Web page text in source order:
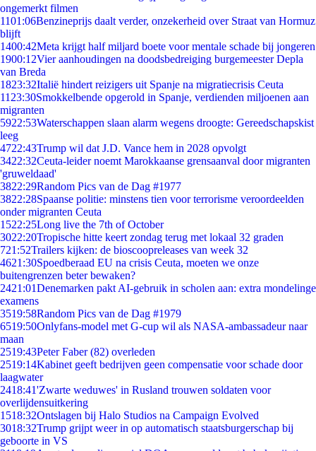
ongemerkt filmen
1101:06Benzineprijs daalt verder, onzekerheid over Straat van Hormuz
blijft
1400:42Meta krijgt half miljard boete voor mentale schade bij jongeren
1900:12Vier aanhoudingen na doodsbedreiging burgemeester Depla
van Breda
1823:32Italië hindert reizigers uit Spanje na migratiecrisis Ceuta
11 23:30Smokkelbende opgerold in Spanje, verdienden miljoenen aan
migranten
5922:53Waterschappen slaan alarm wegens droogte: Gereedschapskist
leeg
4722:43Trump wil dat J.D. Vance hem in 2028 opvolgt
3422:32Ceuta-leider noemt Marokkaanse grensaanval door migranten
'gruweldaad'
3822:29Random Pics van de Dag #1977
3822:28Spaanse politie: minstens tien voor terrorisme veroordeelden
onder migranten Ceuta
1522:25Long live the 7th of October
3022:20Tropische hitte keert zondag terug met lokaal 32 graden
721:52Trailers kijken: de bioscoopreleases van week 32
4621:30Spoedberaad EU na crisis Ceuta, moeten we onze
buitengrenzen beter bewaken?
2421:01Denemarken pakt AI-gebruik in scholen aan: extra mondelinge
examens
3519:58Random Pics van de Dag #1979
6519:50Onlyfans-model met G-cup wil als NASA-ambassadeur naar
maan
2519:43Peter Faber (82) overleden
2519:14Kabinet geeft bedrijven geen compensatie voor schade door
laagwater
2418:41'Zwarte weduwes' in Rusland trouwen soldaten voor
overlijdensuitkering
1518:32Ontslagen bij Halo Studios na Campaign Evolved
3018:32Trump grijpt weer in op automatisch staatsburgerschap bij
geboorte in VS